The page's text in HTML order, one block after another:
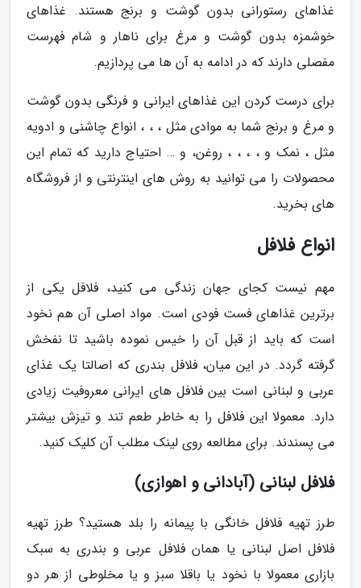
غذاهای رستورانی بدون گوشت و برنج هستند. غذاهای
خوشمزه بدون گوشت و مرغ برای ناهار و شام فهرست
مفصلی دارند که در ادامه به آن ها می پردازیم.
برای درست کردن این غذاهای ایرانی و فرنگی بدون گوشت
و مرغ و برنج شما به موادی مثل ، ، ، انواع چاشنی و ادویه
مثل ، نمک و ، ، ، ، روغن، و … احتیاج دارید که تمام این
محصولات را می توانید به روش های اینترنتی و از فروشگاه
های بخرید.
انواع فلافل
مهم نیست کجای جهان زندگی می کنید، فلافل یکی از
برترین غذاهای فست فودی است. مواد اصلی آن هم نخود
است که باید از قبل آن را خیس نموده باشید تا نفخش
گرفته گردد. در این میان، فلافل بندری که اصالتا یک غذای
عربی و لبنانی است بین فلافل های ایرانی معروفیت زیادی
دارد. معمولا این فلافل را به خاطر طعم تند و تیزش بیشتر
می پسندند. برای مطالعه روی لینک مطلب آن کلیک کنید.
فلافل لبنانی (آبادانی و اهوازی)
طرز تهیه فلافل خانگی با پیمانه را بلد هستید؟ طرز تهیه
فلافل اصل لبنانی یا همان فلافل عربی و بندری به سبک
بازاری معمولا با نخود یا باقلا سبز و یا مخلوطی از هر دو